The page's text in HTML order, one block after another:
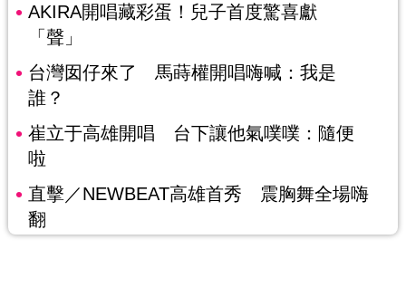
AKIRA開唱藏彩蛋！兒子首度驚喜獻
「聲」
台灣囡仔來了 馬蒔權開唱嗨喊：我是
誰？
崔立于高雄開唱 台下讓他氣噗噗：隨便
啦
直擊／NEWBEAT高雄首秀 震胸舞全場嗨
翻